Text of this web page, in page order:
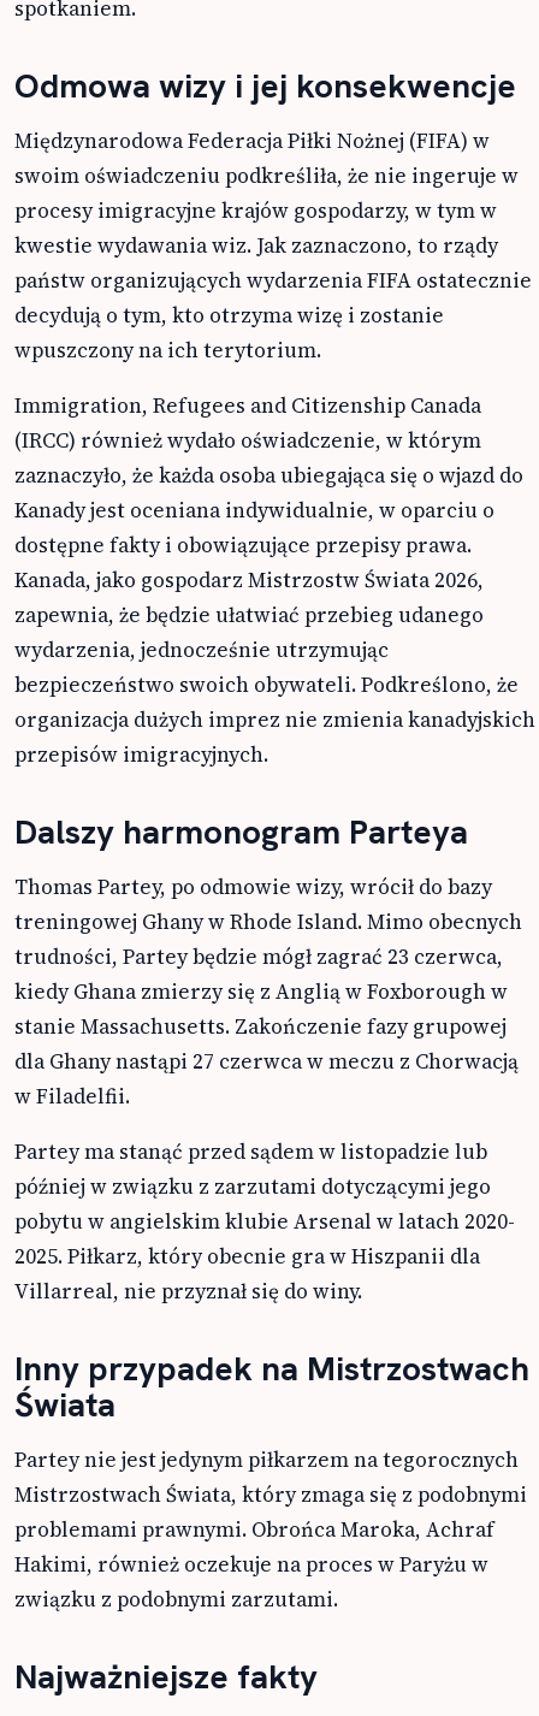
spotkaniem.
Odmowa wizy i jej konsekwencje
Międzynarodowa Federacja Piłki Nożnej (FIFA) w
swoim oświadczeniu podkreśliła, że nie ingeruje w
procesy imigracyjne krajów gospodarzy, w tym w
kwestie wydawania wiz. Jak zaznaczono, to rządy
państw organizujących wydarzenia FIFA ostatecznie
decydują o tym, kto otrzyma wizę i zostanie
wpuszczony na ich terytorium.
Immigration, Refugees and Citizenship Canada
(IRCC) również wydało oświadczenie, w którym
zaznaczyło, że każda osoba ubiegająca się o wjazd do
Kanady jest oceniana indywidualnie, w oparciu o
dostępne fakty i obowiązujące przepisy prawa.
Kanada, jako gospodarz Mistrzostw Świata 2026,
zapewnia, że będzie ułatwiać przebieg udanego
wydarzenia, jednocześnie utrzymując
bezpieczeństwo swoich obywateli. Podkreślono, że
organizacja dużych imprez nie zmienia kanadyjskich
przepisów imigracyjnych.
Dalszy harmonogram Parteya
Thomas Partey, po odmowie wizy, wrócił do bazy
treningowej Ghany w Rhode Island. Mimo obecnych
trudności, Partey będzie mógł zagrać 23 czerwca,
kiedy Ghana zmierzy się z Anglią w Foxborough w
stanie Massachusetts. Zakończenie fazy grupowej
dla Ghany nastąpi 27 czerwca w meczu z Chorwacją
w Filadelfii.
Partey ma stanąć przed sądem w listopadzie lub
później w związku z zarzutami dotyczącymi jego
pobytu w angielskim klubie Arsenal w latach 2020-
2025. Piłkarz, który obecnie gra w Hiszpanii dla
Villarreal, nie przyznał się do winy.
Inny przypadek na Mistrzostwach
Świata
Partey nie jest jedynym piłkarzem na tegorocznych
Mistrzostwach Świata, który zmaga się z podobnymi
problemami prawnymi. Obrońca Maroka, Achraf
Hakimi, również oczekuje na proces w Paryżu w
związku z podobnymi zarzutami.
Najważniejsze fakty